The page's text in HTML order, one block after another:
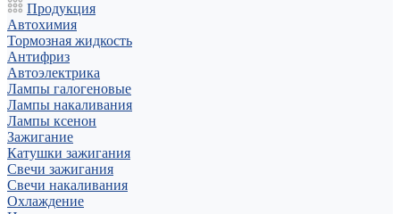
Продукция
Автохимия
Тормозная жидкость
Антифриз
Автоэлектрика
Лампы галогеновые
Лампы накаливания
Лампы ксенон
Зажигание
Катушки зажигания
Свечи зажигания
Свечи накаливания
Охлаждение